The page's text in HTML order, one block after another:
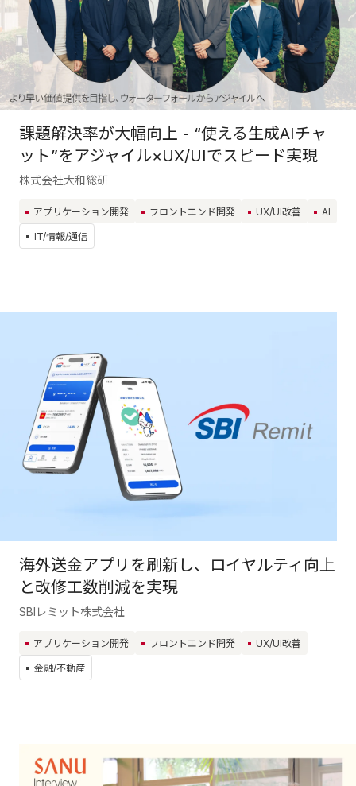
課題解決率が大幅向上 - “使える生成AIチャ
ット”をアジャイル×UX/UIでスピード実現
株式会社大和総研
アプリケーション開発 フロントエンド開発 UX/UI改善 AI
IT/情報/通信
海外送金アプリを刷新し、ロイヤルティ向上
と改修工数削減を実現
SBIレミット株式会社
アプリケーション開発 フロントエンド開発 UX/UI改善
金融/不動産